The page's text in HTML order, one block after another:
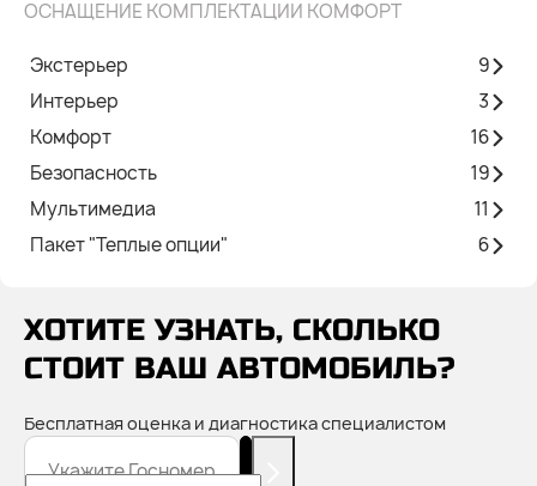
ОСНАЩЕНИЕ КОМПЛЕКТАЦИИ КОМФОРТ
Экстерьер
9
Интерьер
3
Комфорт
16
Безопасность
19
Мультимедиа
11
Пакет "Теплые опции"
6
ХОТИТЕ УЗНАТЬ, СКОЛЬКО
СТОИТ ВАШ АВТОМОБИЛЬ?
Бесплатная оценка и диагностика специалистом
Укажите Госномер